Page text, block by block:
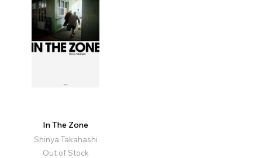
In The Zone
Shinya Takahashi
Out of Stock